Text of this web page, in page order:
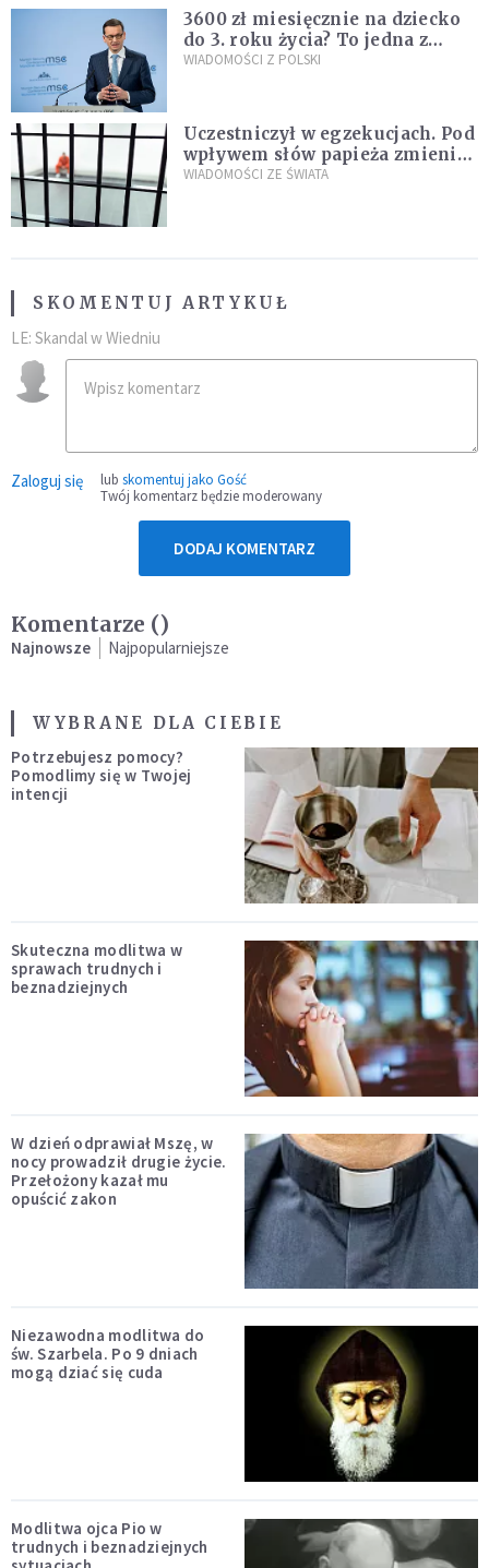
3600 zł miesięcznie na dziecko
do 3. roku życia? To jedna z
propozycji programu "Rozwój
WIADOMOŚCI Z POLSKI
Uczestniczył w egzekucjach. Pod
wpływem słów papieża zmienił
zdanie
WIADOMOŚCI ZE ŚWIATA
SKOMENTUJ ARTYKUŁ
LE: Skandal w Wiedniu
Zaloguj się lub skomentuj jako Gość
Twój komentarz będzie moderowany
DODAJ KOMENTARZ
Komentarze ()
Najnowsze Najpopularniejsze
WYBRANE DLA CIEBIE
Potrzebujesz pomocy?
Pomodlimy się w Twojej
intencji
Skuteczna modlitwa w
sprawach trudnych i
beznadziejnych
W dzień odprawiał Mszę, w
nocy prowadził drugie życie.
Przełożony kazał mu
opuścić zakon
Niezawodna modlitwa do
św. Szarbela. Po 9 dniach
mogą dziać się cuda
Modlitwa ojca Pio w
trudnych i beznadziejnych